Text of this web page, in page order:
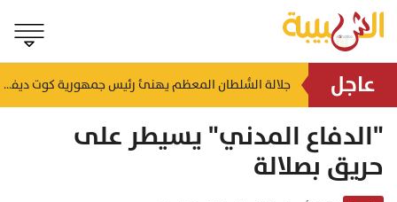
عاجل لتعزيز سلاسل الإمداد.. إطلاق ممر لوجستي بري بين سلطنة عُمان والمملكة العربية السعودية منذ ٩ ساعات جلالة السُّلطان المعظم يهنئ رئيس جمهورية كوت ديفوار
"الدفاع المدني" يسيطر على
حريق بصلالة